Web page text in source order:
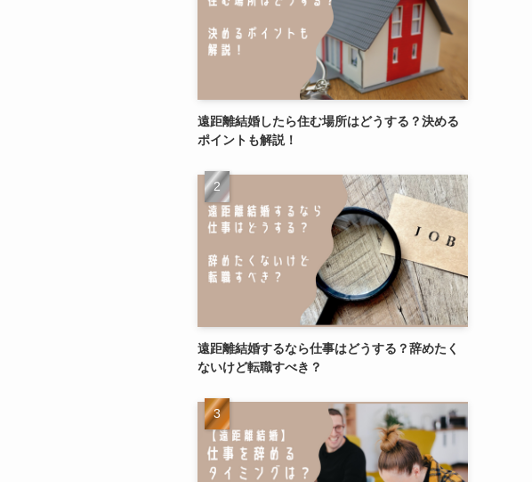
遠距離結婚したら住む場所はどうする？決める
ポイントも解説！
遠距離結婚するなら仕事はどうする？辞めたく
ないけど転職すべき？